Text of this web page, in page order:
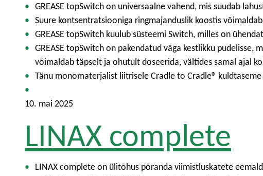
GREASE topSwitch on universaalne vahend, mis suudab
Suure kontsentratsiooniga ringmajanduslik koostis
GREASE topSwitch kuulub süsteemi Switch, milles on
GREASE topSwitch on pakendatud väga kestlikku
võimaldab täpselt ja ohutult doseerida, vältides samal ajal
Tänu monomaterjalist liitrisele Cradle to Cradle®
10. mai 2025
LINAX complete
LINAX complete on ülitõhus põranda viimistluskatete